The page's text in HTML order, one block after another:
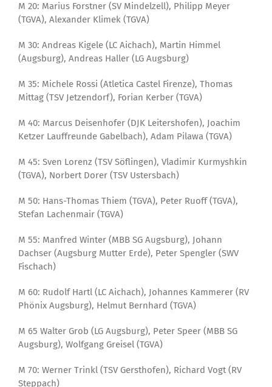
M 20: Marius Forstner (SV Mindelzell), Philipp Meyer
(TGVA), Alexander Klimek (TGVA)
M 30: Andreas Kigele (LC Aichach), Martin Himmel
(Augsburg), Andreas Haller (LG Augsburg)
M 35: Michele Rossi (Atletica Castel Firenze), Thomas
Mittag (TSV Jetzendorf), Forian Kerber (TGVA)
M 40: Marcus Deisenhofer (DJK Leitershofen), Joachim
Ketzer Lauffreunde Gabelbach), Adam Pilawa (TGVA)
M 45: Sven Lorenz (TSV Söflingen), Vladimir Kurmyshkin
(TGVA), Norbert Dorer (TSV Ustersbach)
M 50: Hans-Thomas Thiem (TGVA), Peter Ruoff (TGVA),
Stefan Lachenmair (TGVA)
M 55: Manfred Winter (MBB SG Augsburg), Johann
Dachser (Augsburg Mutter Erde), Peter Spengler (SWV
Fischach)
M 60: Rudolf Hartl (LC Aichach), Johannes Kammerer (RV
Phönix Augsburg), Helmut Bernhard (TGVA)
M 65 Walter Grob (LG Augsburg), Peter Speer (MBB SG
Augsburg), Wolfgang Greisel (TGVA)
M 70: Werner Trinkl (TSV Gersthofen), Richard Vogt (RV
Steppach)